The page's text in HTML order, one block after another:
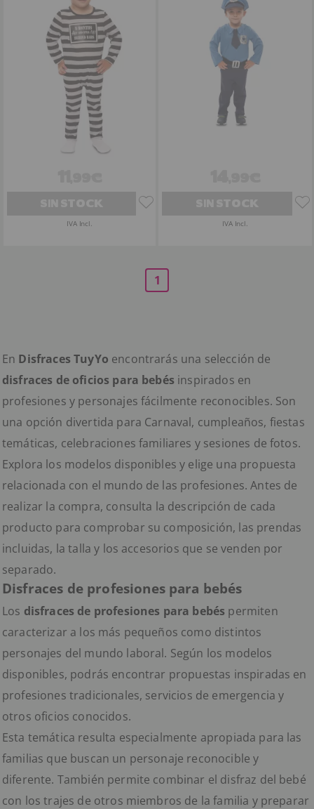
IVA Incl. IVA Incl.
1
En Disfraces TuyYo encontrarás una selección de
disfraces de oficios para bebés inspirados en
profesiones y personajes fácilmente reconocibles. Son
una opción divertida para Carnaval, cumpleaños, fiestas
temáticas, celebraciones familiares y sesiones de fotos.
Explora los modelos disponibles y elige una propuesta
relacionada con el mundo de las profesiones. Antes de
realizar la compra, consulta la descripción de cada
producto para comprobar su composición, las prendas
incluidas, la talla y los accesorios que se venden por
separado.
Disfraces de profesiones para bebés
Los disfraces de profesiones para bebés permiten
caracterizar a los más pequeños como distintos
personajes del mundo laboral. Según los modelos
disponibles, podrás encontrar propuestas inspiradas en
profesiones tradicionales, servicios de emergencia y
otros oficios conocidos.
Esta temática resulta especialmente apropiada para las
familias que buscan un personaje reconocible y
diferente. También permite combinar el disfraz del bebé
con los trajes de otros miembros de la familia y preparar